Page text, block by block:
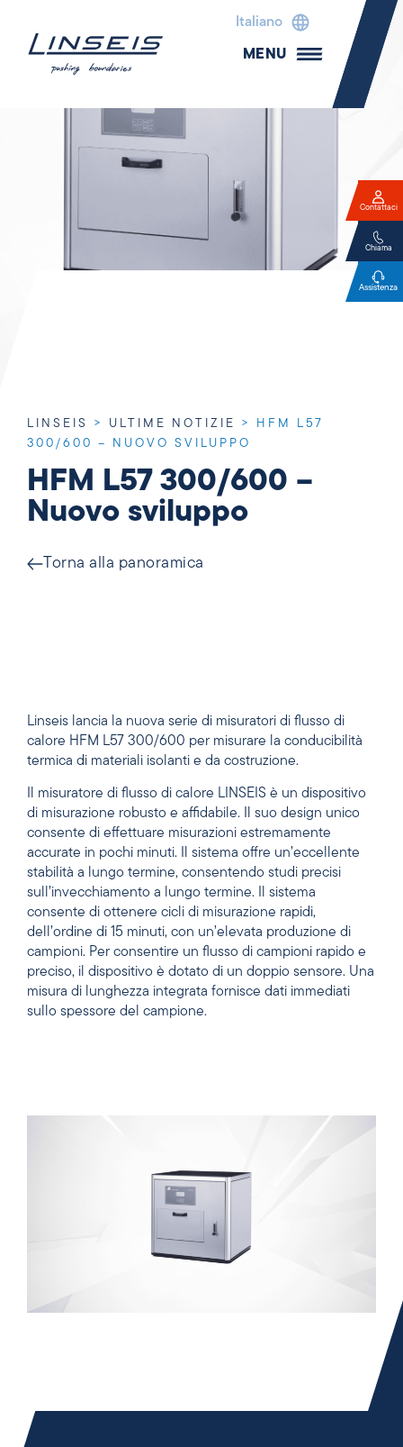
Italiano
MENU
LINSEIS > ULTIME NOTIZIE > HFM L57
300/600 – NUOVO SVILUPPO
HFM L57 300/600 –
Nuovo sviluppo
Torna alla panoramica
Linseis lancia la nuova serie di misuratori di flusso di
calore HFM L57 300/600 per misurare la conducibilità
termica di materiali isolanti e da costruzione.
Il misuratore di flusso di calore LINSEIS è un dispositivo
di misurazione robusto e affidabile. Il suo design unico
consente di effettuare misurazioni estremamente
accurate in pochi minuti. Il sistema offre un’eccellente
stabilità a lungo termine, consentendo studi precisi
sull’invecchiamento a lungo termine. Il sistema
consente di ottenere cicli di misurazione rapidi,
dell’ordine di 15 minuti, con un’elevata produzione di
campioni. Per consentire un flusso di campioni rapido e
preciso, il dispositivo è dotato di un doppio sensore. Una
misura di lunghezza integrata fornisce dati immediati
sullo spessore del campione.
Contattaci
Chiama
Assistenza